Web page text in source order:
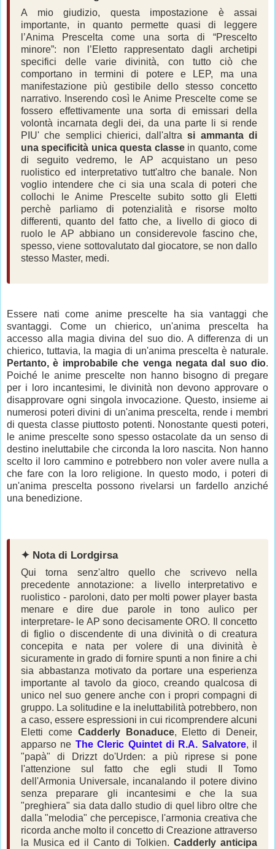
A mio giudizio, questa impostazione è assai
importante, in quanto permette quasi di leggere
l’Anima Prescelta come una sorta di “Prescelto
minore”: non l’Eletto rappresentato dagli archetipi
specifici delle varie divinità, con tutto ciò che
comportano in termini di potere e LEP, ma una
manifestazione più gestibile dello stesso concetto
narrativo.
Inserendo così le Anime Prescelte come se
fossero effettivamente una sorta di emissari della
volontà incarnata degli dei, da una parte li si rende
PIU' che semplici chierici, dall'altrasi ammanta di
una specificità unica questa classein quanto, come
di seguito vedremo, le AP acquistano un peso
ruolistico ed interpretativo tutt'altro che banale. Non
voglio intendere che ci sia una scala di poteri che
collochi le Anime Prescelte subito sotto gli Eletti
perchè parliamo di potenzialità e risorse molto
differenti, quanto del fatto che, a livello di gioco di
ruolo le AP abbiano un considerevole fascino che,
spesso, viene sottovalutato dal giocatore, se non dallo
stesso Master, medi.
Essere nati come anime prescelte ha sia vantaggi che
svantaggi. Come un chierico, un'anima prescelta ha
accesso alla magia divina del suo dio. A differenza di un
chierico, tuttavia, la magia di un'anima prescelta è naturale.
Pertanto, è improbabile che venga negata dal suo dio.
Poiché le anime prescelte non hanno bisogno di pregare
per i loro incantesimi, le divinità non devono approvare o
disapprovare ogni singola invocazione. Questo, insieme ai
numerosi poteri divini di un'anima prescelta, rende i membri
di questa classe piuttosto potenti. Nonostante questi poteri,
le anime prescelte sono spesso ostacolate da un senso di
destino ineluttabile che circonda la loro nascita. Non hanno
scelto il loro cammino e potrebbero non voler avere nulla a
che fare con la loro religione. In questo modo, i poteri di
un'anima prescelta possono rivelarsi un fardello anziché
una benedizione.
✦ Nota di Lordgirsa
Qui torna senz'altro quello che scrivevo nella
precedente annotazione: a livello interpretativo e
ruolistico - paroloni, dato per molti power player basta
menare e dire due parole in tono aulico per
interpretare- le AP sono decisamente ORO. Il concetto
di figlio o discendente di una divinità o di creatura
concepita e nata per volere di una divinità è
sicuramente in grado di fornire spunti a non finire a chi
sia abbastanza motivato da portare una esperienza
importante al tavolo da gioco, creando qualcosa di
unico nel suo genere anche con i propri compagni di
gruppo. La solitudine e la ineluttabilità potrebbero, non
a caso, essere espressioni in cui ricomprendere alcuni
Eletti come Cadderly Bonaduce, Eletto di Deneir,
apparso ne The Cleric Quintet di R.A. Salvatore, il
"papà" di Drizzt do'Urden: a più riprese si pone
l'attenzione sul fatto che egli studi Il Tomo
dell'Armonia Universale, incanalando il potere divino
senza preparare gli incantesimi e che la sua
"preghiera" sia data dallo studio di quel libro oltre che
dalla "melodia" che percepisce, l'armonia creativa che
ricorda anche molto il concetto di Creazione attraverso
la Musica ed il Canto di Tolkien.Cadderly anticipa